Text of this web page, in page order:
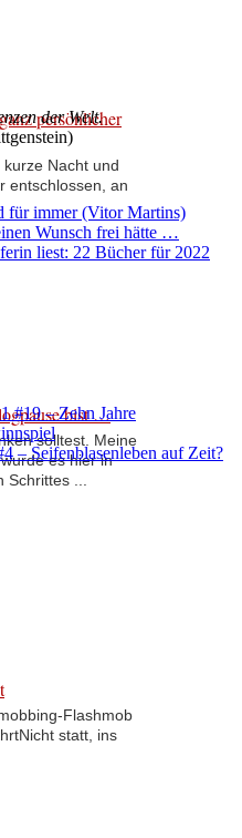
persönlicher
Nacht und
entschlossen, an
bist …
solltest. Meine
es hier in
...
Flashmob
statt, ins
der Welt.
für immer (Vitor Martins)
Wunsch frei hätte …
liest: 22 Bücher für 2022
#19 – Zehn Jahre
– Seifenblasenleben auf Zeit?